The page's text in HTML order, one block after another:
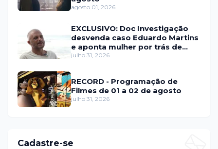
agosto 01, 2026
EXCLUSIVO: Doc Investigação
desvenda caso Eduardo Martins
e aponta mulher por trás de
fraude internacional
julho 31, 2026
RECORD - Programação de
Filmes de 01 a 02 de agosto
julho 31, 2026
Cadastre-se